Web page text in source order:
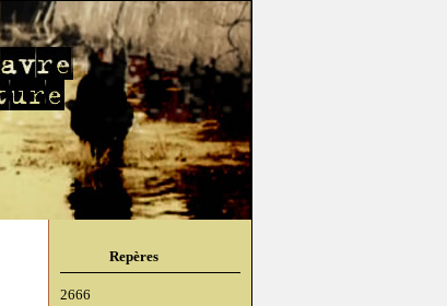
Repères
2666